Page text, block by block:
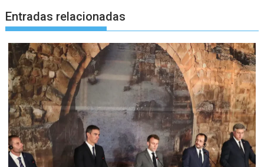
Entradas relacionadas